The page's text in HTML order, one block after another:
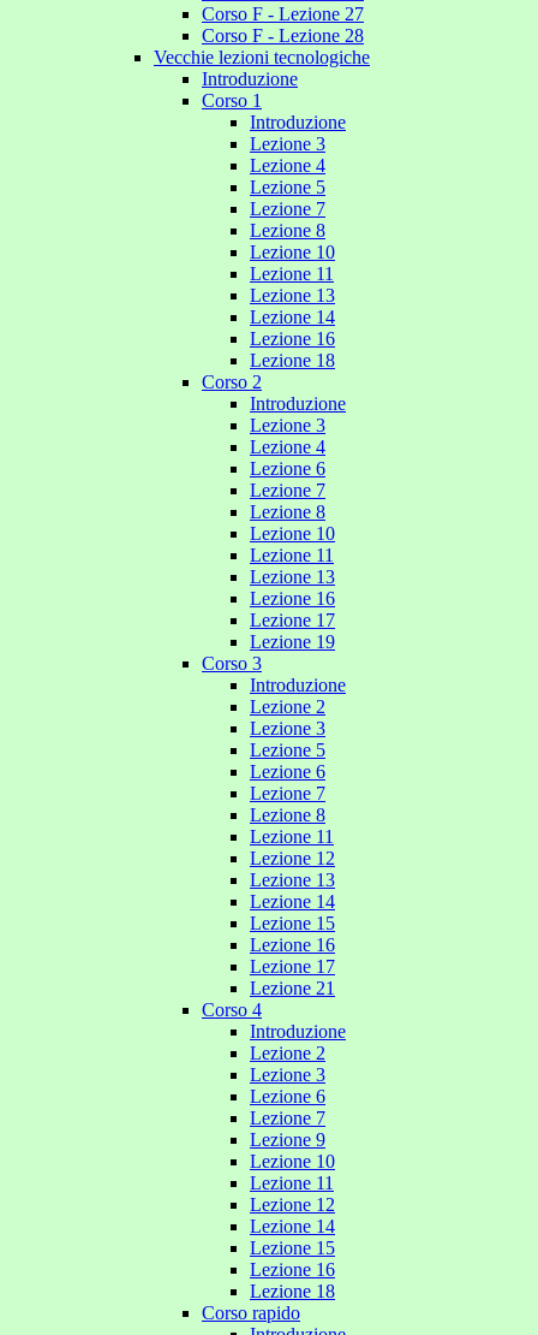
Corso F - Lezione 27
Corso F - Lezione 28
Vecchie lezioni tecnologiche
Introduzione
Corso 1
Introduzione
Lezione 3
Lezione 4
Lezione 5
Lezione 7
Lezione 8
Lezione 10
Lezione 11
Lezione 13
Lezione 14
Lezione 16
Lezione 18
Corso 2
Introduzione
Lezione 3
Lezione 4
Lezione 6
Lezione 7
Lezione 8
Lezione 10
Lezione 11
Lezione 13
Lezione 16
Lezione 17
Lezione 19
Corso 3
Introduzione
Lezione 2
Lezione 3
Lezione 5
Lezione 6
Lezione 7
Lezione 8
Lezione 11
Lezione 12
Lezione 13
Lezione 14
Lezione 15
Lezione 16
Lezione 17
Lezione 21
Corso 4
Introduzione
Lezione 2
Lezione 3
Lezione 6
Lezione 7
Lezione 9
Lezione 10
Lezione 11
Lezione 12
Lezione 14
Lezione 15
Lezione 16
Lezione 18
Corso rapido